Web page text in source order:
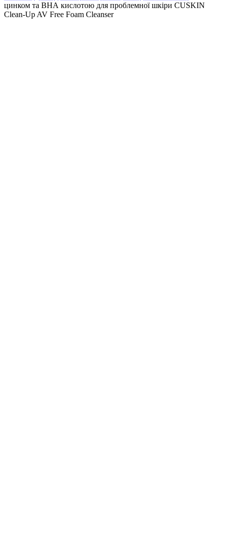
цинком та ВНА кислотою для проблемної шкіри CUSKIN
Clean-Up AV Free Foam Cleanser